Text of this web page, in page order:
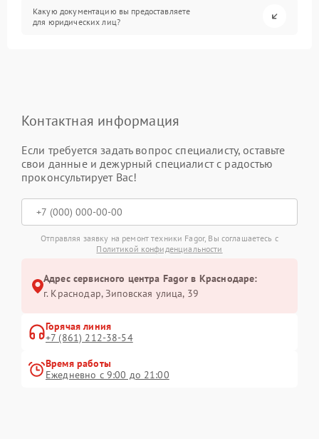
Какую документацию вы предоставляете
для юридических лиц?
Контактная информация
Если требуется задать вопрос специалисту, оставьте
свои данные и дежурный специалист с радостью
проконсультирует Вас!
Отправляя заявку на ремонт техники Fagor, Вы соглашаетесь с
Политикой конфиденциальности
Адрес сервисного центра Fagor в Краснодаре:
г. Краснодар, Зиповская улица, 39
Горячая линия
+7 (861) 212-38-54
Время работы
Ежедневно с 9:00 до 21:00